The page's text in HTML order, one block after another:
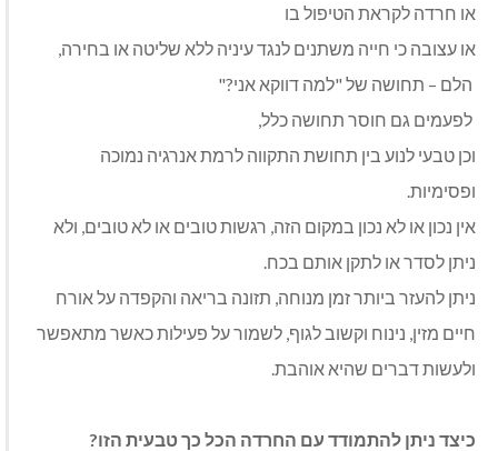
או חרדה לקראת הטיפול בו
או עצובה כי חייה משתנים לנגד עיניה ללא שליטה או בחירה,
הלם – תחושה של "למה דווקא אני?"
לפעמים גם חוסר תחושה כלל,
וכן טבעי לנוע בין תחושת התקווה לרמת אנרגיה נמוכה
ופסימיות.
אין נכון או לא נכון במקום הזה, רגשות טובים או לא טובים, ולא
ניתן לסדר או לתקן אותם בכח.
ניתן להעזר ביותר זמן מנוחה, תזונה בריאה והקפדה על אורח
חיים מזין, נינוח וקשוב לגוף, לשמור על פעילות כאשר מתאפשר
ולעשות דברים שהיא אוהבת.
כיצד ניתן להתמודד עם החרדה הכל כך טבעית הזו?